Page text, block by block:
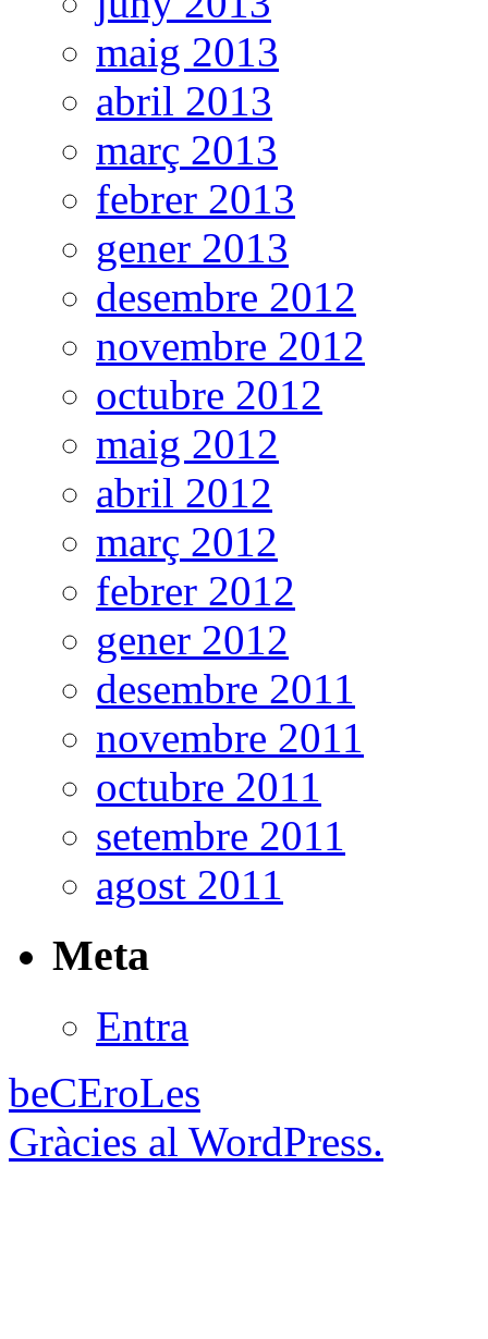
maig 2013
abril 2013
març 2013
febrer 2013
gener 2013
desembre 2012
novembre 2012
octubre 2012
maig 2012
abril 2012
març 2012
febrer 2012
gener 2012
desembre 2011
novembre 2011
octubre 2011
setembre 2011
agost 2011
Meta
Entra
beCEroLes
Gràcies al WordPress.